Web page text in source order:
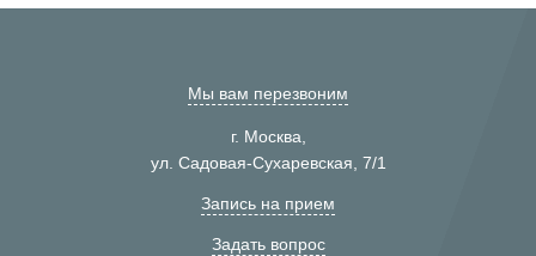
Мы вам перезвоним
г. Москва,
ул. Садовая-Сухаревская, 7/1
Запись на прием
Задать вопрос